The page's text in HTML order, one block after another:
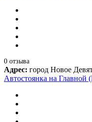
0 отзыва
Адрес: город Новое
Автостоянка на Главной